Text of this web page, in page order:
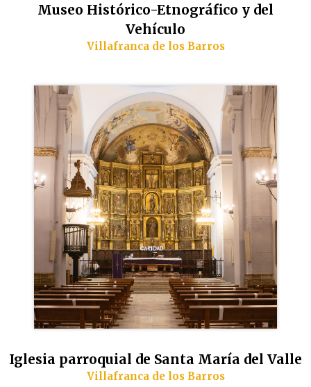
Museo Histórico-Etnográfico y del
Vehículo
Villafranca de los Barros
Iglesia parroquial de Santa María del Valle
Villafranca de los Barros